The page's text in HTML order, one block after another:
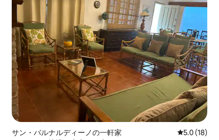
サン・バルナルディーノの一軒家 レビュー18
5.0 (18)